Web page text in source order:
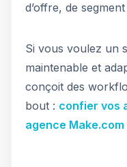
d’offre, de
Si vous voulez un
maintenable et
conçoit des
bout : confier vos
agence